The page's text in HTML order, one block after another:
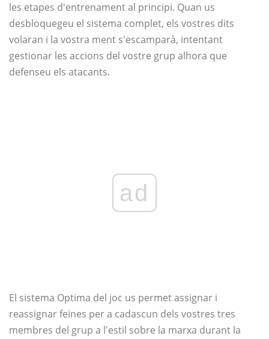
les etapes d'entrenament al principi. Quan us
desbloquegeu el sistema complet, els vostres dits
volaran i la vostra ment s'escamparà, intentant
gestionar les accions del vostre grup alhora que
defenseu els atacants.
ad
El sistema Optima del joc us permet assignar i
reassignar feines per a cadascun dels vostres tres
membres del grup a l'estil sobre la marxa durant la